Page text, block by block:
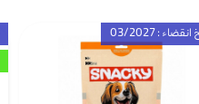
: 03/2027